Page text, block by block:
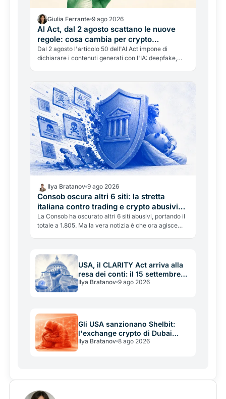
Giulia Ferrante 9 ago 2026
AI Act, dal 2 agosto scattano le nuove
regole: cosa cambia per crypto
influencer, exchange e contenuti AI
Dal 2 agosto l'articolo 50 dell'AI Act impone di
dichiarare i contenuti generati con l'IA: deepfake,
rischia a non farlo (fino a 15 milioni).
Ilya Bratanov 9 ago 2026
Consob oscura altri 6 siti: la stretta
italiana contro trading e crypto abusivi
continua
La Consob ha oscurato altri 6 siti abusivi, portando il
totale a 1.805. Ma la vera notizia è che ora agisce
USA, il CLARITY Act arriva alla
resa dei conti: il 15 settembre
può cambiare il mercato crypto
Ilya Bratanov 9 ago 2026
Gli USA sanzionano Shelbit:
l'exchange crypto di Dubai
accusato di finanziare l'Iran
Ilya Bratanov 8 ago 2026